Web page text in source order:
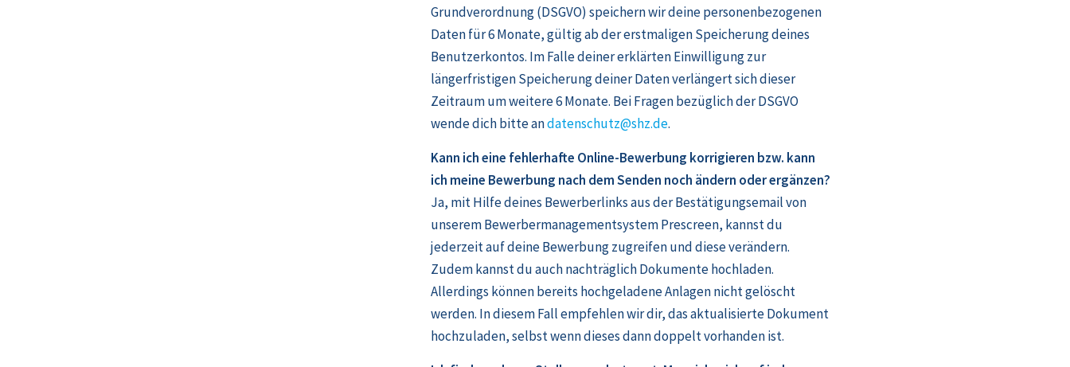
Grundverordnung (DSGVO) speichern wir deine personenbezogenen
Daten für 6 Monate, gültig ab der erstmaligen Speicherung deines
Benutzerkontos. Im Falle deiner erklärten Einwilligung zur
längerfristigen Speicherung deiner Daten verlängert sich dieser
Zeitraum um weitere 6 Monate. Bei Fragen bezüglich der DSGVO
wende dich bitte andatenschutz@shz.de.
Kann ich eine fehlerhafte Online-Bewerbung korrigieren bzw. kann
ich meine Bewerbung nach dem Senden noch ändern oder ergänzen?
Ja, mit Hilfe deines Bewerberlinks aus der Bestätigungsemail von
unserem Bewerbermanagementsystem Prescreen, kannst du
jederzeit auf deine Bewerbung zugreifen und diese verändern.
Zudem kannst du auch nachträglich Dokumente hochladen.
Allerdings können bereits hochgeladene Anlagen nicht gelöscht
werden. In diesem Fall empfehlen wir dir, das aktualisierte Dokument
hochzuladen, selbst wenn dieses dann doppelt vorhanden ist.